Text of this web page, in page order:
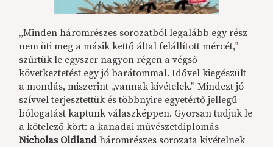
„Minden háromrészes sorozatból legalább egy rész
nem üti meg a másik kettő által felállított mércét,”
szűrtük le egyszer nagyon régen a végső
következtetést egy jó barátommal. Idővel kiegészült
a mondás, miszerint „vannak kivételek.” Mindezt jó
szívvel terjesztettük és többnyire egyetértő jellegű
bólogatást kaptunk válaszképpen. Gyorsan tudjuk le
a kötelező kört: a kanadai művészetdiplomás
Nicholas Oldlandháromrészes sorozata kivételnek